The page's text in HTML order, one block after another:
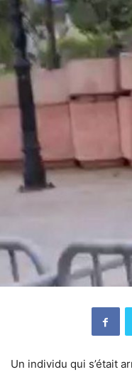
Un individu qui s’était